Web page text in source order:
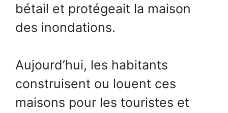
bétail et protégeait la maison
des inondations.
Aujourd’hui, les habitants
construisent ou louent ces
maisons pour les touristes et